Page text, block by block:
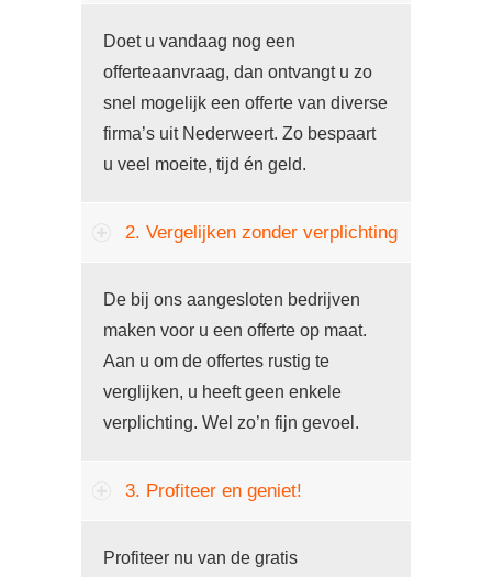
Doet u vandaag nog een
offerteaanvraag, dan ontvangt u zo
snel mogelijk een offerte van diverse
firma’s uit Nederweert. Zo bespaart
u veel moeite, tijd én geld.
2. Vergelijken zonder verplichting
De bij ons aangesloten bedrijven
maken voor u een offerte op maat.
Aan u om de offertes rustig te
verglijken, u heeft geen enkele
verplichting. Wel zo’n fijn gevoel.
3. Profiteer en geniet!
Profiteer nu van de gratis